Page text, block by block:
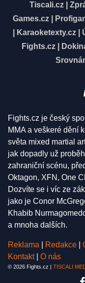
Tiscali.cz
Games.cz
Karaoketexty.cz|
Fights.cz
Fights.cz je český
MMA a veškeré dění
světa mixed martial
jak dopadly už
zahraniční scénu,
Oktagon, XFN, One
Dozvíte se i víc ze
jako je Conor
Khabib
a mnoha dalších.
Reklama Redakce
Kontakt
O nás
© 2026 Fights.cz | TISCALI